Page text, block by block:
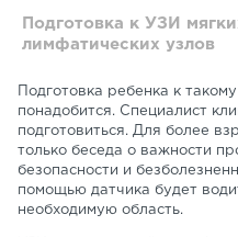
Подготовка к УЗИ
лимфатических узлов
Подготовка ребенка к
понадобится. Специалист
подготовиться. Для более
только беседа о важности
безопасности и
помощью датчика будет
необходимую область.